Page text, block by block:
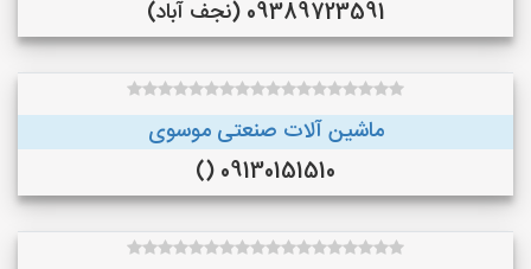
09389723591 (نجف‌ آباد)
ماشین آلات صنعتی موسوی
09130151510 ()